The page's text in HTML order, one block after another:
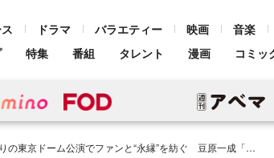
ドラマ バラエティー 映画 音楽
特集 番組 タレント 漫画 コミッ
ム公演でファンと“永縁”を紡ぐ 豆原一成「僕たちはまだまだ諦めず上に向かって頑張っていきたい」